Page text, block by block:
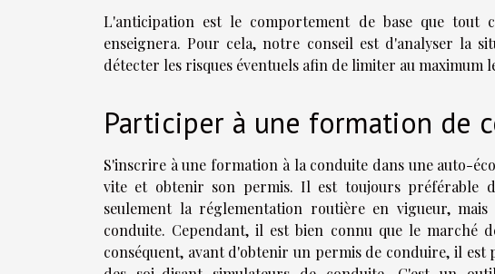
L'anticipation est le comportement de base que tout
enseignera. Pour cela, notre conseil est d'analyser la
détecter les risques éventuels afin de limiter au maximum
Participer à une formation de
S'inscrire à une formation à la conduite dans une auto-
vite et obtenir son permis. Il est toujours préférable
seulement la réglementation routière en vigueur,
conduite. Cependant, il est bien connu que le marché
conséquent, avant d'obtenir un permis de conduire, il